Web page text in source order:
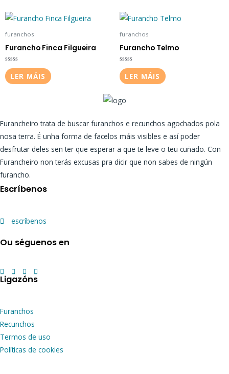
furanchos
Furancho Finca Filgueira
Valorado
en
0
de
LER MÁIS
furanchos
Furancho Telmo
Valorado
en
0
de
LER MÁIS
Furancheiro trata de buscar furanchos e recunchos agochados pola
nosa terra. É unha forma de facelos máis visibles e así poder
desfrutar deles sen ter que esperar a que te leve o teu cuñado. Con
Furancheiro non terás excusas pra dicir que non sabes de ningún
furancho.
Escríbenos
escríbenos
Ou séguenos en
Ligazóns
Furanchos
Recunchos
Termos de uso
Políticas de cookies